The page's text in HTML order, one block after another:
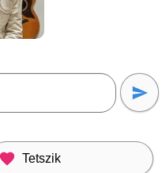
Tetszik